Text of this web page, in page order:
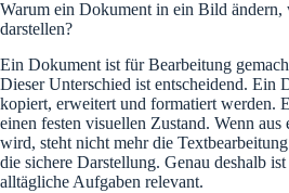
Warum ein Dokument in ein Bild ändern,
darstellen?
Ein Dokument ist für Bearbeitung
Dieser Unterschied ist entscheidend. Ein
kopiert, erweitert und formatiert werden.
einen festen visuellen Zustand. Wenn
wird, steht nicht mehr die
die sichere Darstellung. Genau deshalb
alltägliche Aufgaben relevant.